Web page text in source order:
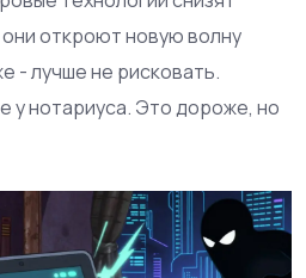
откроют новую волну
- лучше не рисковать.
нотариуса. Это дороже, но